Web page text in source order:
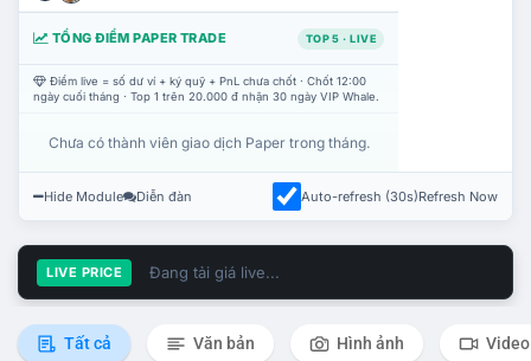
TỔNG ĐIỂM PAPER TRADE TOP 5 · LIVE
Điểm live = số dư ví + ký quỹ + PnL chưa chốt · Chốt 12:00
ngày cuối tháng · Top 1 trên 20.000 đ nhận 30 ngày VIP Whale.
Chưa có thành viên giao dịch Paper trong tháng.
Hide Module Diễn đàn Auto-refresh (30s)Refresh Now
LIVE PRICE Đang tải giá live...
Tất cả Văn bản Hình ảnh Video